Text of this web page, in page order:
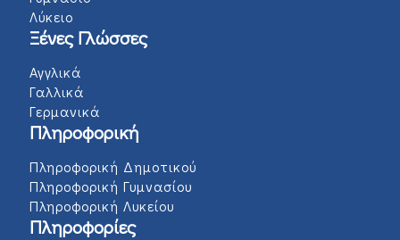
Λύκειο
Ξένες Γλώσσες
Αγγλικά
Γαλλικά
Γερμανικά
Πληροφορική
Πληροφορική Δημοτικού
Πληροφορική Γυμνασίου
Πληροφορική Λυκείου
Πληροφορίες